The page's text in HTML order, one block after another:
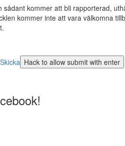
kommer att bli rapporterad,
kommer inte att vara välkomna
Skicka